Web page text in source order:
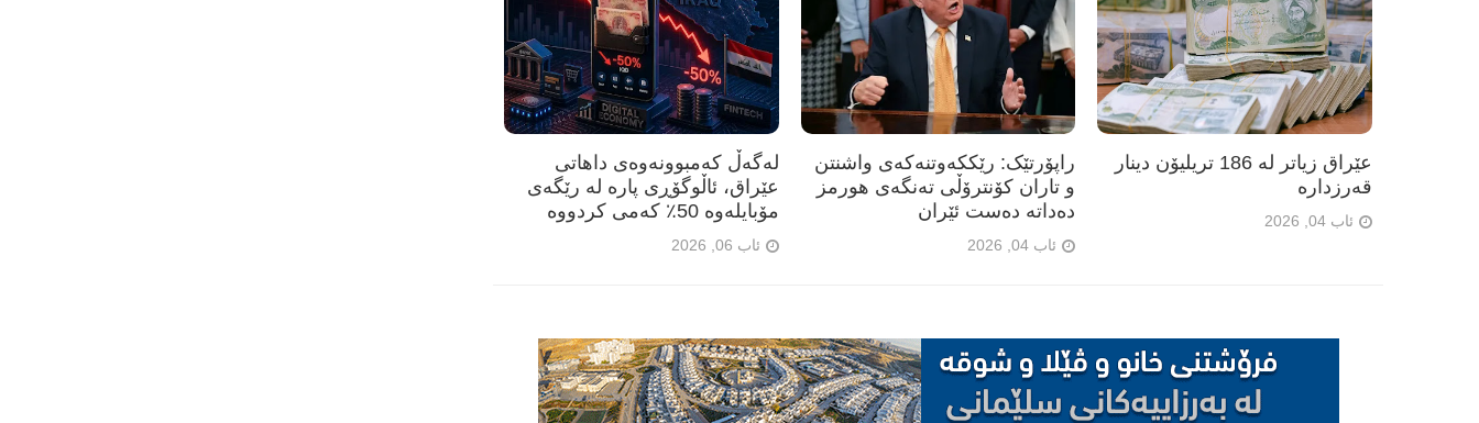
لەگەڵ کەمبوونەوەی داهاتی
عێراق، ئاڵوگۆڕی پارە لە رێگەی
مۆبایلەوە 50٪ کەمی کردووە
ئاب 06, 2026
راپۆرتێک: رێککەوتنەکەی واشنتن
و تاران کۆنترۆڵی تەنگەی هورمز
دەداتە دەست ئێران
ئاب 04, 2026
عێراق زیاتر لە 186 تریلیۆن دینار
قەرزدارە
ئاب 04, 2026